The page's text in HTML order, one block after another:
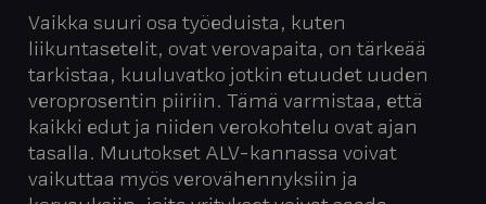
Vaikka suuri osa työeduista, kuten
liikuntasetelit, ovat verovapaita, on tärkeää
tarkistaa, kuuluvatko jotkin etuudet uuden
veroprosentin piiriin. Tämä varmistaa, että
kaikki edut ja niiden verokohtelu ovat ajan
tasalla. Muutokset ALV-kannassa voivat
vaikuttaa myös verovähennyksiin ja